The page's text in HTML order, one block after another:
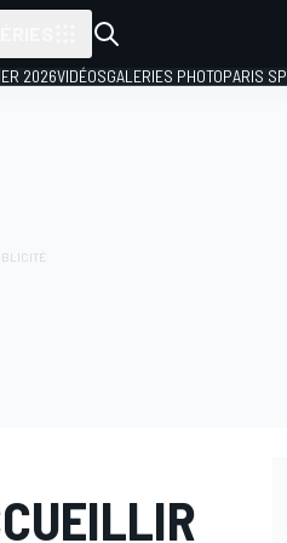
2026VIDÉOSGALERIES PHOTOPARIS